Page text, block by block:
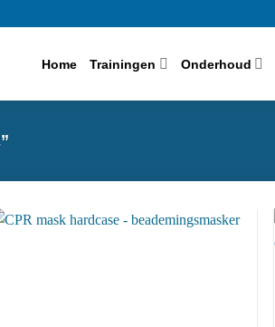
Home Trainingen Onderhoud